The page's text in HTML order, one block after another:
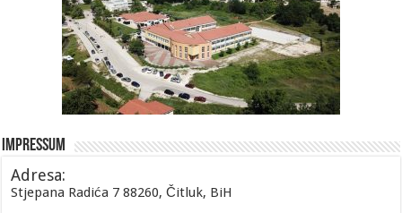
Impressum
Adresa:
Stjepana Radića 7 88260, Čitluk, BiH